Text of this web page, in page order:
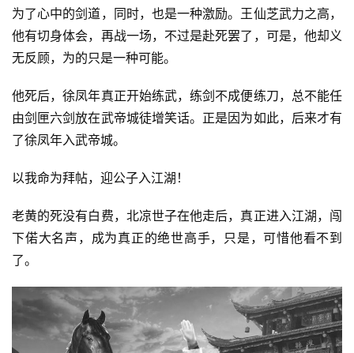
每
日
好
诗
为了心中的剑道，同时，也是一种激励。王仙芝武力之高，
他有切身体会，再战一场，不过是赴死罢了，可是，他却义
无反顾，为的只是一种可能。
他死后，徐凤年真正开始练武，练剑不成便练刀，总不能任
由剑匣六剑放在武帝城徒增笑话。正是因为如此，后来才有
了徐凤年入武帝城。
以我命为拜帖，迎公子入江湖！
老黄的死没有白费，北凉世子在他走后，真正进入江湖，闯
下偌大名声，成为真正的绝世高手，只是，可惜他看不到
了。